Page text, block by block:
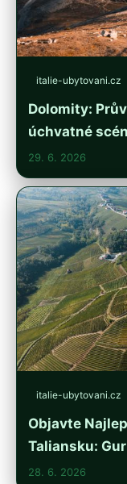
italie-ubytovani.cz
Dolomity:
úchvatné
29. 6. 2026
italie-ubytovani.cz
Objavte
Taliansku:
28. 6. 2026